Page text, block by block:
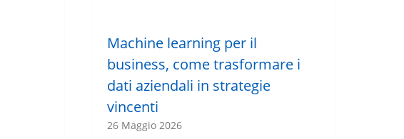
Machine learning per il
business, come trasformare i
dati aziendali in strategie
vincenti
26 Maggio 2026